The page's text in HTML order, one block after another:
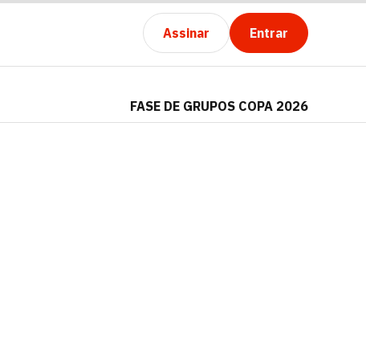
Assinar Entrar
FASE DE GRUPOS COPA 2026